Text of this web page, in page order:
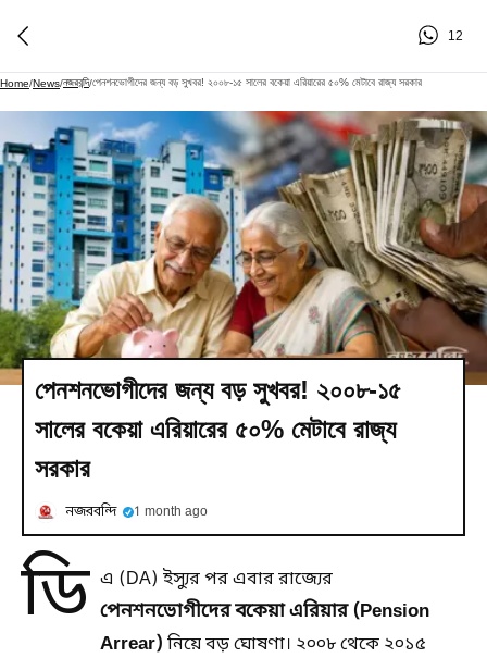
12
Home/News/নজরবন্দি/পেনশনভোগীদের জন্য বড় সুখবর! ২০০৮-১৫ সালের বকেয়া এরিয়ারের ৫০% মেটাবে রাজ্য সরকার
পেনশনভোগীদের জন্য বড় সুখবর! ২০০৮-১৫
সালের বকেয়া এরিয়ারের ৫০% মেটাবে রাজ্য
সরকার
নজরবন্দি 1 month ago
ডি এ (DA) ইস্যুর পর এবার রাজ্যের
পেনশনভোগীদের বকেয়া এরিয়ার (Pension
Arrear) নিয়ে বড় ঘোষণা। ২০০৮ থেকে ২০১৫